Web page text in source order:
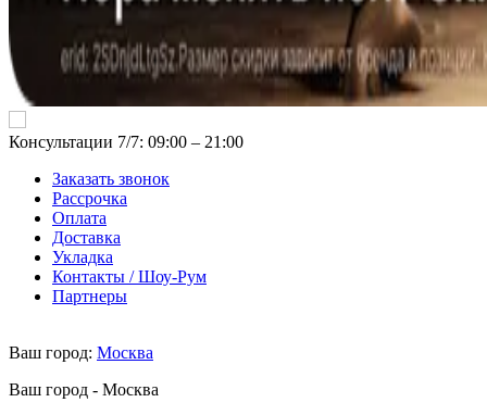
Консультации 7/7: 09:00 ‒ 21:00
Заказать звонок
Рассрочка
Оплата
Доставка
Укладка
Контакты / Шоу-Рум
Партнеры
Ваш город: Москва
Ваш город - Москва